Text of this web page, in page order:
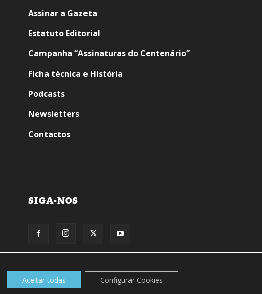
Assinar a Gazeta
Estatuto Editorial
Campanha “Assinaturas do Centenário”
Ficha técnica e História
Podcasts
Newsletters
Contactos
SIGA-NOS
Aceitar todas Configurar Cookies